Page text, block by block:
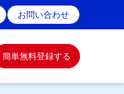
お問い合わせ
簡単無料登録する